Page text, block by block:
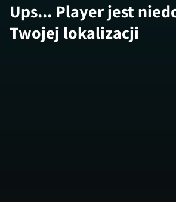
Ups... Player jest
Twojej lokalizacji